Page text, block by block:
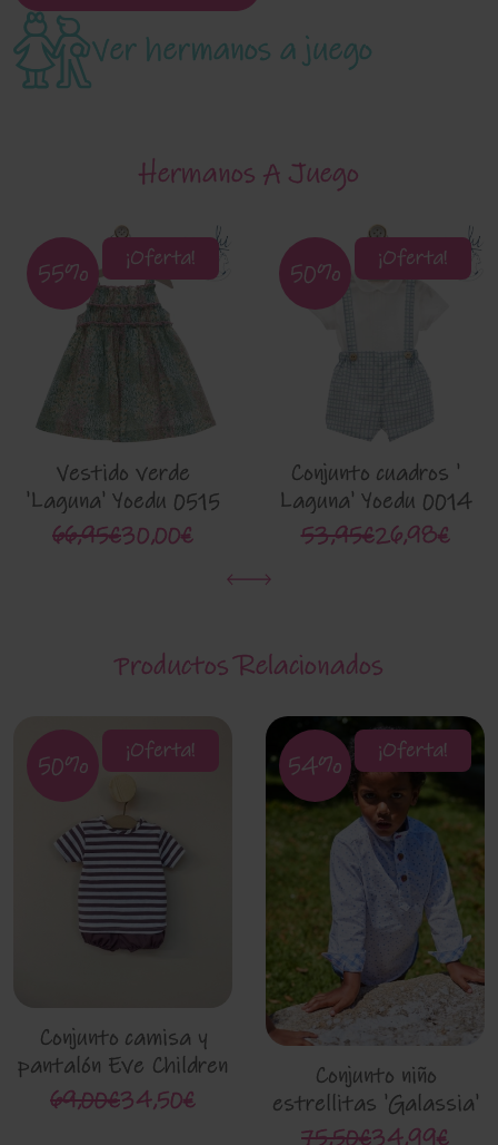
Ver hermanos a juego
Hermanos A Juego
¡Oferta!
55%
Vestido verde
'Laguna' Yoedu 0515
66,95€30,00€
¡Oferta!
50%
Conjunto cuadros '
Laguna' Yoedu 0014
53,95€26,98€
Productos Relacionados
¡Oferta!
50%
Conjunto camisa y
pantalón Eve Children
6102CB
69,00€34,50€
¡Oferta!
54%
Conjunto niño
estrellitas 'Galassia'
La Martinica 8080
75,50€34,99€